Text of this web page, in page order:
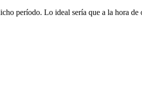
período. Lo ideal sería que a la hora de